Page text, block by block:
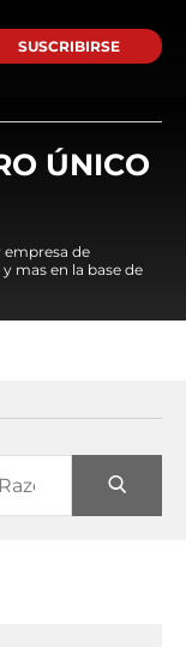
SUSCRIBIRSE
ÚNICO
empresa de
mas en la base de